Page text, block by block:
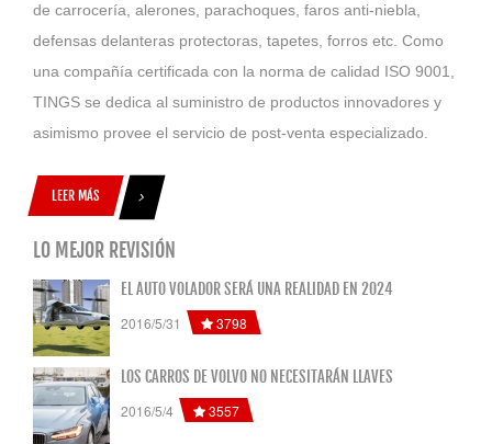
de carrocería, alerones, parachoques, faros anti-niebla,
defensas delanteras protectoras, tapetes, forros etc. Como
una compañía certificada con la norma de calidad ISO 9001,
TINGS se dedica al suministro de productos innovadores y
asimismo provee el servicio de post-venta especializado.
LEER MÁS
LO MEJOR REVISIÓN
EL AUTO VOLADOR SERÁ UNA REALIDAD EN 2024
2016/5/31
3798
LOS CARROS DE VOLVO NO NECESITARÁN LLAVES
2016/5/4
3557